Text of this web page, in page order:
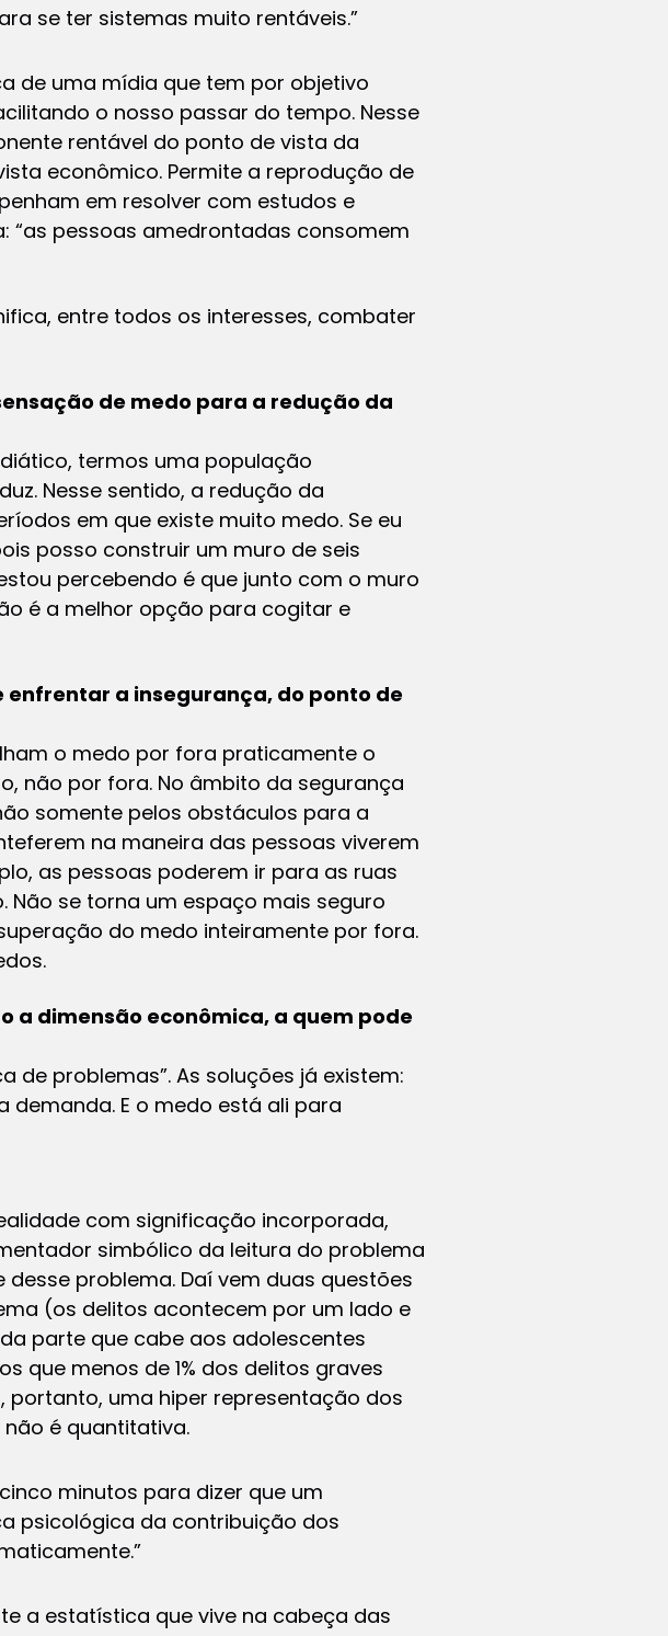
se ter sistemas muito rentáveis.”
de uma mídia que tem por objetivo
o nosso passar do tempo. Nesse
rentável do ponto de vista da
econômico. Permite a reprodução de
em resolver com estudos e
“as pessoas amedrontadas consomem
entre todos os interesses, combater
de medo para a redução da
termos uma população
Nesse sentido, a redução da
em que existe muito medo. Se eu
posso construir um muro de seis
percebendo é que junto com o muro
é a melhor opção para cogitar e
enfrentar a insegurança, do ponto de
o medo por fora praticamente o
não por fora. No âmbito da segurança
somente pelos obstáculos para a
na maneira das pessoas viverem
as pessoas poderem ir para as ruas
se torna um espaço mais seguro
do medo inteiramente por fora.
a dimensão econômica, a quem pode
de problemas”. As soluções já existem:
demanda. E o medo está ali para
com significação incorporada,
simbólico da leitura do problema
problema. Daí vem duas questões
(os delitos acontecem por um lado e
parte que cabe aos adolescentes
que menos de 1% dos delitos graves
uma hiper representação dos
é quantitativa.
minutos para dizer que um
psicológica da contribuição dos
a estatística que vive na cabeça das